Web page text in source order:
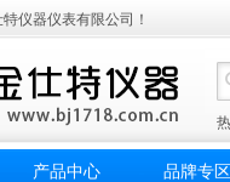
仪器仪表有限公司！
产品中心 品牌专区